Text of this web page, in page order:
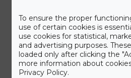
lehetőségünket, hogy érkezéskor
Időpontot foglalok további
To ensure the proper
use of certain cookies is
use cookies for statistical,
and advertising purposes.
loaded only after clicking the
more information about
Privacy Policy.